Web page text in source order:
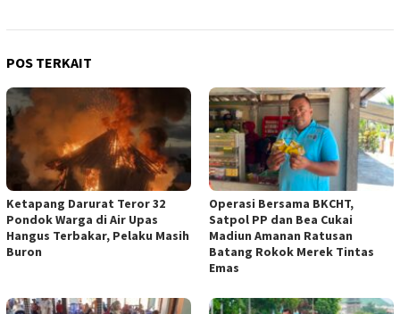
POS TERKAIT
Ketapang Darurat Teror 32
Pondok Warga di Air Upas
Hangus Terbakar, Pelaku Masih
Buron
Operasi Bersama BKCHT,
Satpol PP dan Bea Cukai
Madiun Amanan Ratusan
Batang Rokok Merek Tintas
Emas